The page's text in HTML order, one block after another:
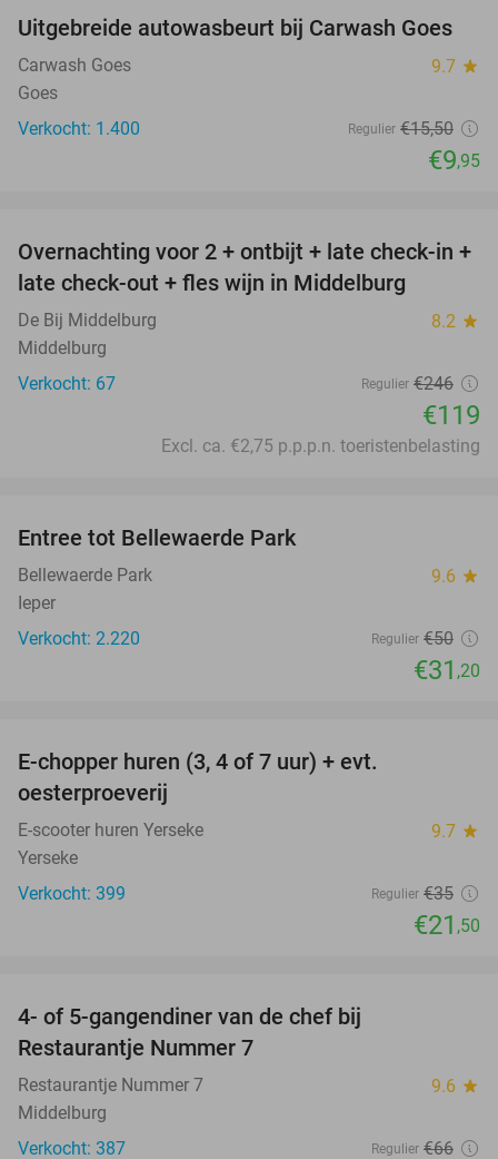
36%
Uitgebreide autowasbeurt bij Carwash Goes
Carwash Goes 9.7 star
Goes
Verkocht: 1.400
Regulier €15,50
€9,95
52%
Overnachting voor 2 + ontbijt + late check-in +
late check-out + fles wijn in Middelburg
De Bij Middelburg 8.2 star
Middelburg
Verkocht: 67
Regulier €246
€119
Excl. ca. €2,75 p.p.p.n. toeristenbelasting
Entree tot Bellewaerde Park
Bellewaerde Park 9.6 star
Ieper
Verkocht: 2.220
Regulier €50
€31 ,20
E-chopper huren (3, 4 of 7 uur) + evt.
oesterproeverij
E-scooter huren Yerseke 9.7 star
Yerseke
Verkocht: 399
Regulier €35
€21 ,50
4- of 5-gangendiner van de chef bij
Restaurantje Nummer 7
Restaurantje Nummer 7 9.6 star
Middelburg
Verkocht: 387
Regulier €66